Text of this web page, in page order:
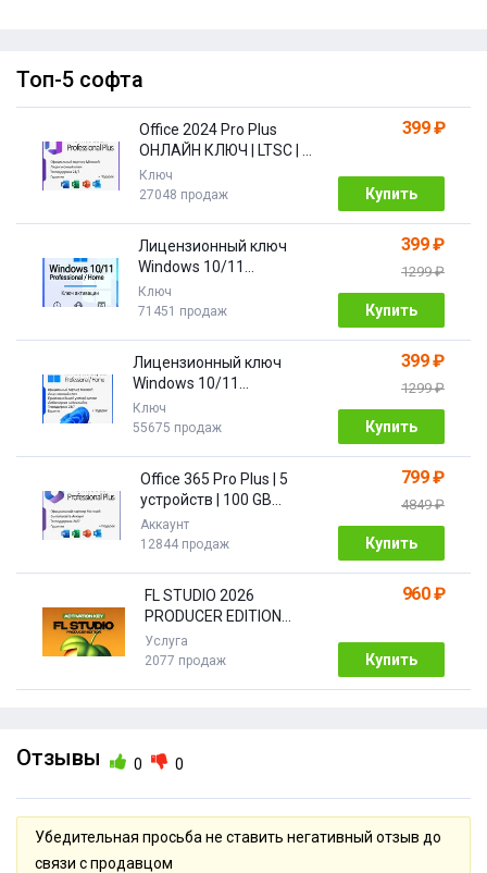
Топ-5 софта
Office 2024 Pro Plus
ОНЛАЙН КЛЮЧ | LTSC | +
ПОДАРОК
Ключ
27048 продаж
399 ₽
Купить
Лицензионный ключ
Windows 10/11
Pro/Home 32/64 bit
Ключ
71451 продаж
399 ₽
1299 ₽
Купить
Лицензионный ключ
Windows 10/11
PRO/HOME | с привязкой
Ключ
55675 продаж
399 ₽
1299 ₽
Купить
Office 365 Pro Plus | 5
устройств | 100 GB
Облако| 1 год
Аккаунт
12844 продаж
799 ₽
4849 ₽
Купить
FL STUDIO 2026
PRODUCER EDITION
[Бессрочная]
Услуга
2077 продаж
960 ₽
Купить
Отзывы 0 0
Убедительная просьба не ставить негативный отзыв до
связи с продавцом